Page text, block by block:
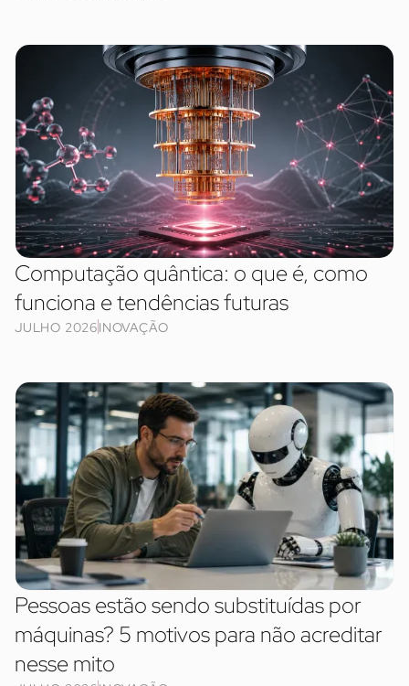
Computação quântica: o que é, como
funciona e tendências futuras
JULHO 2026INOVAÇÃO
Pessoas estão sendo substituídas por
máquinas? 5 motivos para não acreditar
nesse mito